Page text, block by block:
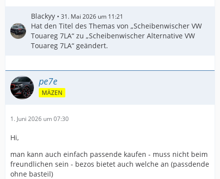
Blackyy 31. Mai 2026 um 11:21
Hat den Titel des Themas von „Scheibenwischer VW
Touareg 7LA“ zu „Scheibenwischer Alternative VW
Touareg 7LA“ geändert.
pe7e
MÄZEN
1. Juni 2026 um 07:30
Hi,
man kann auch einfach passende kaufen - muss nicht beim
freundlichen sein - bezos bietet auch welche an (passdende
ohne basteil)